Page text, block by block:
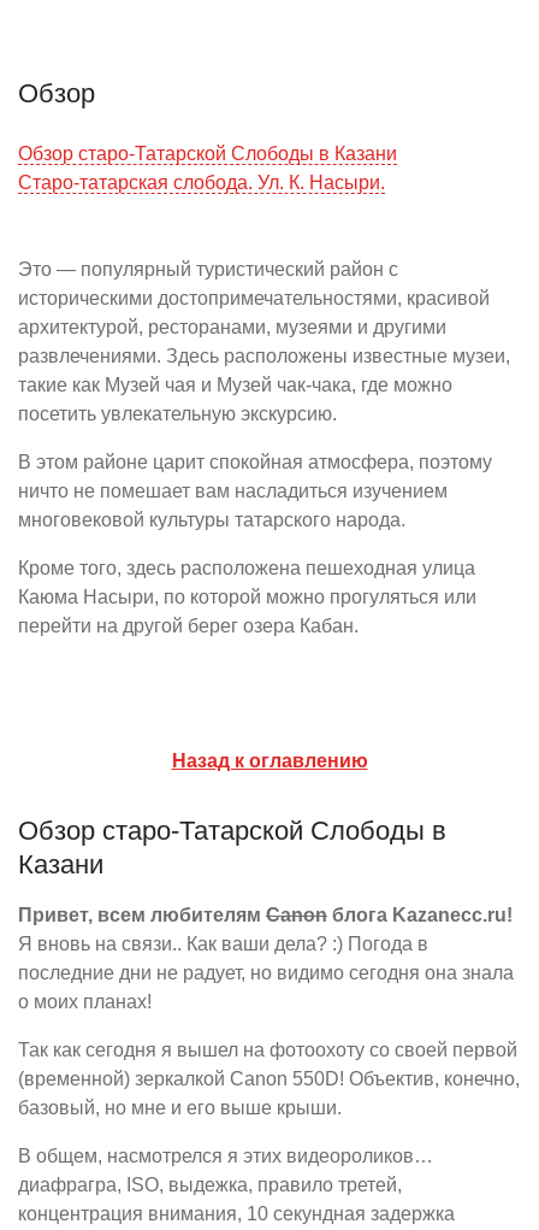
Обзор
Обзор старо-Татарской Слободы в Казани
Старо-татарская слобода. Ул. К. Насыри.
Это — популярный туристический район с
историческими достопримечательностями, красивой
архитектурой, ресторанами, музеями и другими
развлечениями. Здесь расположены известные музеи,
такие как Музей чая и Музей чак-чака, где можно
посетить увлекательную экскурсию.
В этом районе царит спокойная атмосфера, поэтому
ничто не помешает вам насладиться изучением
многовековой культуры татарского народа.
Кроме того, здесь расположена пешеходная улица
Каюма Насыри, по которой можно прогуляться или
перейти на другой берег озера Кабан.
Назад к оглавлению
Обзор старо-Татарской Слободы в
Казани
Привет, всем любителям Canon блога Kazanecc.ru!
Я вновь на связи.. Как ваши дела? :) Погода в
последние дни не радует, но видимо сегодня она знала
о моих планах!
Так как сегодня я вышел на фотоохоту со своей первой
(временной) зеркалкой Canon 550D! Объектив, конечно,
базовый, но мне и его выше крыши.
В общем, насмотрелся я этих видеороликов…
диафрагра, ISO, выдежка, правило третей,
концентрация внимания, 10 секундная задержка